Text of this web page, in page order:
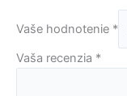
Vaše hodnotenie *
Vaša recenzia *